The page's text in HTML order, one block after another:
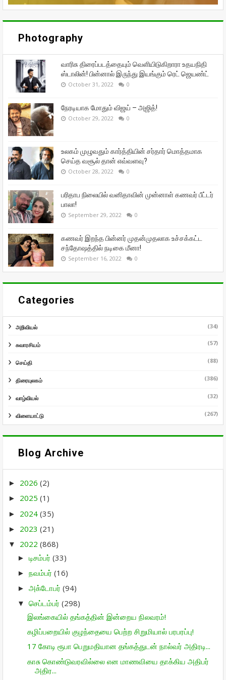
Photography
வாரிசு திரைப்படத்தையும் வெளியிடுகிறாரா உதயநிதி
ஸ்டாலின்! பின்னால் இருந்து இயங்கும் ரெட் ஜெயண்ட்
October 31, 2022 0
நேரடியாக மோதும் விஜய் – அஜித்!
October 29, 2022 0
உலகம் முழுவதும் கார்த்தியின் சர்தார் மொத்தமாக
செய்த வசூல் தான் எவ்வளவு?
October 28, 2022 0
பரிதாப நிலையில் வனிதாவின் முன்னாள் கணவர் பீட்டர்
பாலா!
September 29, 2022 0
கணவர் இறந்த பின்னர் முதன்முதலாக உச்சக்கட்ட
சந்தோஷத்தில் நடிகை மீனா!
September 16, 2022 0
Categories
அறிவியல் (34)
சுவாரசியம் (57)
செய்தி (88)
திரையுலகம் (386)
வாழ்வியல் (32)
விளையாட்டு (267)
Blog Archive
► 2026 (2)
► 2025 (1)
► 2024 (35)
► 2023 (21)
▼ 2022 (868)
► டிசம்பர் (33)
► நவம்பர் (16)
► அக்டோபர் (94)
▼ செப்டம்பர் (298)
இலங்கையில் தங்கத்தின் இன்றைய நிலவரம்!
கழிப்பறையில் குழந்தையை பெற்ற சிறுமியால் பரபரப்பு!
17 கோடி ரூபா பெறுமதியான தங்கத்துடன் நால்வர் அதிரடி...
காசு கொண்டுவரவில்லை என மாணவியை தாக்கிய அதிபர்
அதிர...